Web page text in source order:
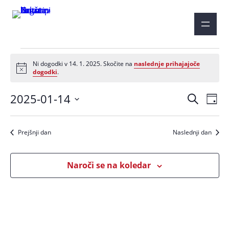
Dogodki
for
14.
1.
2025
Notice
Ni dogodki v 14. 1. 2025. Skočite na naslednje prihajajoče
dogodki.
za
in
Iskanje
Dan
2025-01-14
Izberite
Prejšnji dan Naslednji dan
Naroči se na koledar